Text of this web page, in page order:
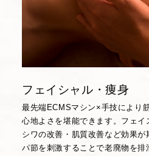
フェイシャル・痩身
最先端ECMSマシン×手技により
心地よさを堪能できます。フェ
シワの改善・肌質改善など効果
パ節を刺激することで老廃物を排